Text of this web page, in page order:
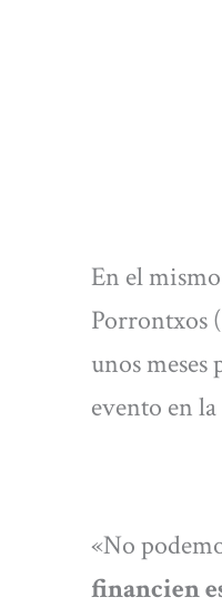
En el
Porrontxos
unos
evento en
«No
financien